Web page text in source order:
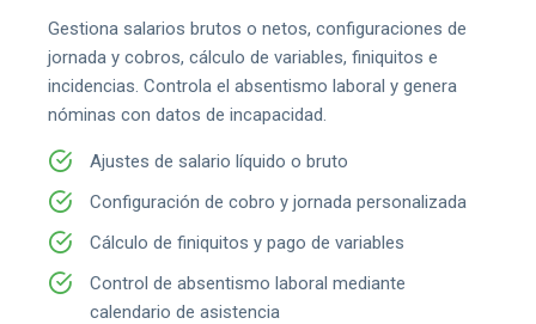
Gestiona salarios brutos o netos, configuraciones de
jornada y cobros, cálculo de variables, finiquitos e
incidencias. Controla el absentismo laboral y genera
nóminas con datos de incapacidad.
Ajustes de salario líquido o bruto
Configuración de cobro y jornada personalizada
Cálculo de finiquitos y pago de variables
Control de absentismo laboral mediante
calendario de asistencia